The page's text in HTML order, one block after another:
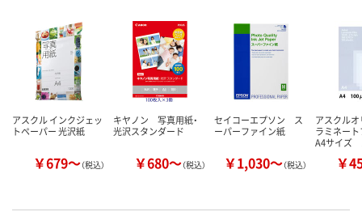
数量
カゴへ
数量
アスクル インクジェッ
トペーパー 光沢紙
￥679～（税込）
キヤノン 写真用紙・
光沢スタンダード
￥680～（税込）
セイコーエプソン ス
ーパーファイン紙
￥1,030～（税込）
アスクル
ラミネー
A4サイズ
￥